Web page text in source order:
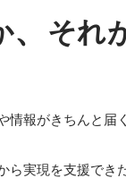
、 それ
情報がきちんと届
ら実現を支援でき